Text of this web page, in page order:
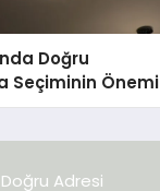
Doğru
Seçiminin Önemi
Doğru Adresi